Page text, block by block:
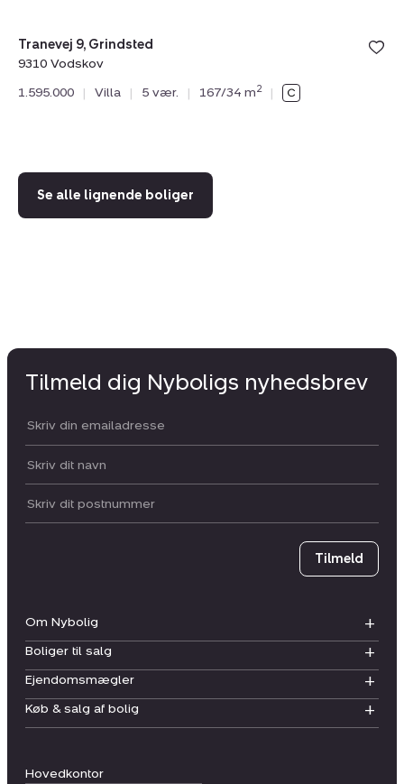
Tranevej 9, Grindsted
9310 Vodskov
1.595.000
| Villa | 5 vær. | 167/34 m2 |
Se alle lignende boliger
Hovedkontor
Om Nybolig
Boliger til salg
Ejendomsmægler
Køb & salg af bolig
Tilmeld dig Nyboligs nyhedsbrev
Din email:
Dit navn:
Postnummer
Tilmeld